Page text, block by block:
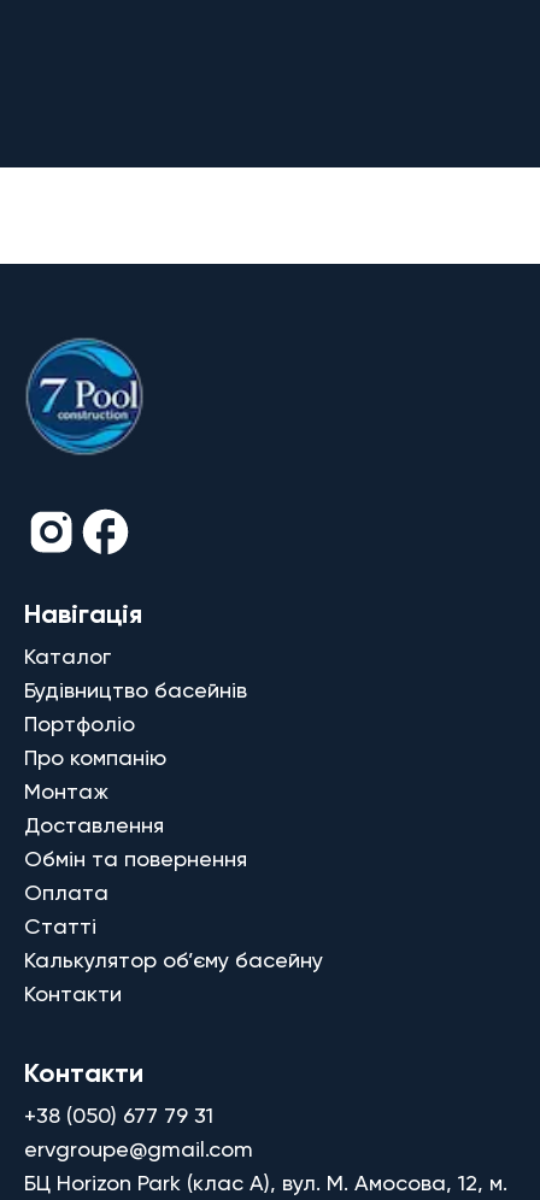
Навігація
Каталог
Будівництво басейнів
Портфоліо
Про компанію
Монтаж
Доставлення
Обмін та повернення
Оплата
Статті
Калькулятор об’єму басейну
Контакти
Контакти
+38 (050) 677 79 31
ervgroupe@gmail.com
БЦ Horizon Park (клас A), вул. М. Амосова, 12, м.